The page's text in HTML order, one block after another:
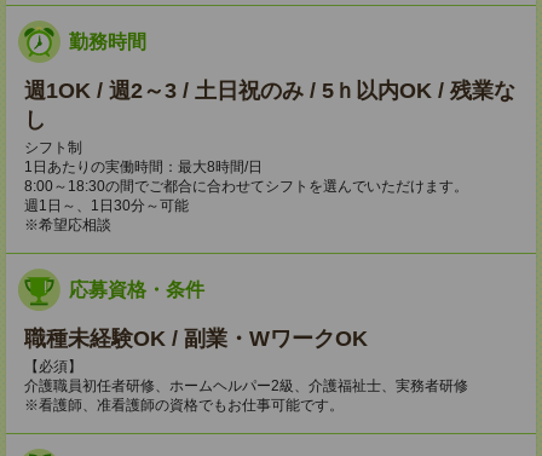
勤務時間
週1OK / 週2～3 / 土日祝のみ / 5ｈ以内OK / 残業な
し
シフト制
1日あたりの実働時間：最大8時間/日
8:00～18:30の間でご都合に合わせてシフトを選んでいただけます。
週1日～、1日30分～可能
※希望応相談
応募資格・条件
職種未経験OK / 副業・WワークOK
【必須】
介護職員初任者研修、ホームヘルパー2級、介護福祉士、実務者研修
※看護師、准看護師の資格でもお仕事可能です。